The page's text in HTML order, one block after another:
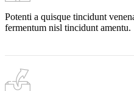
Potenti a quisque tincidunt
fermentum nisl tincidunt amentu.